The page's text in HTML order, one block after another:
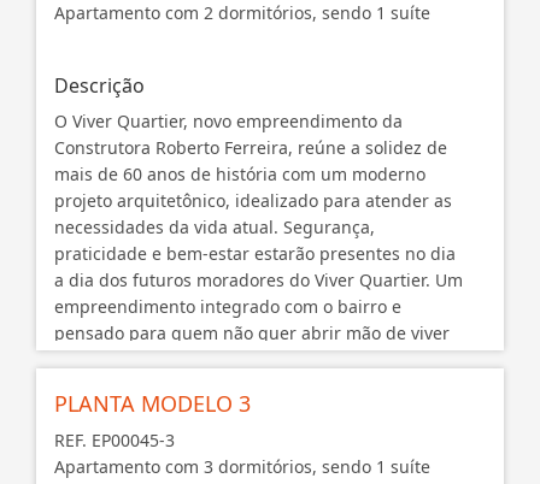
Negociação
Apartamento com 2 dormitórios, sendo 1 suíte
Descrição
O Viver Quartier, novo empreendimento da
Construtora Roberto Ferreira, reúne a solidez de
mais de 60 anos de história com um moderno
projeto arquitetônico, idealizado para atender as
necessidades da vida atual. Segurança,
praticidade e bem-estar estarão presentes no dia
a dia dos futuros moradores do Viver Quartier. Um
empreendimento integrado com o bairro e
pensado para quem não quer abrir mão de viver
sacada e churrasqueira, área de lazer completa e
toda a infraestrutura do bairro Quartier.
Negociação
PLANTA MODELO 3
REF. EP00045-3
Apartamento com 3 dormitórios, sendo 1 suíte